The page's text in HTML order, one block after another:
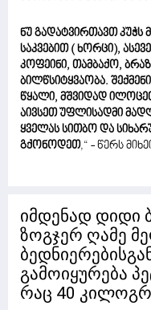
ნუ გადატვირთავთ კუჭს
საკვებით ( ხორცი),
კოფეინი, თამბაქო,
ბილწსიტყვაობა.
წყალი, მშვიდად
აივსეთ უფლისადმი
ყველას სითბო და
გქონოდეთ,“ - წერს
იმდენად დიდი
ზოგჯერ ღამე
გამოიყურება
რაც 40